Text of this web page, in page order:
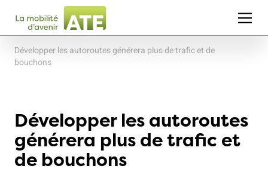
Développer les autoroutes générera plus de trafic et de
bouchons
Développer les autoroutes
générera plus de trafic et
de bouchons